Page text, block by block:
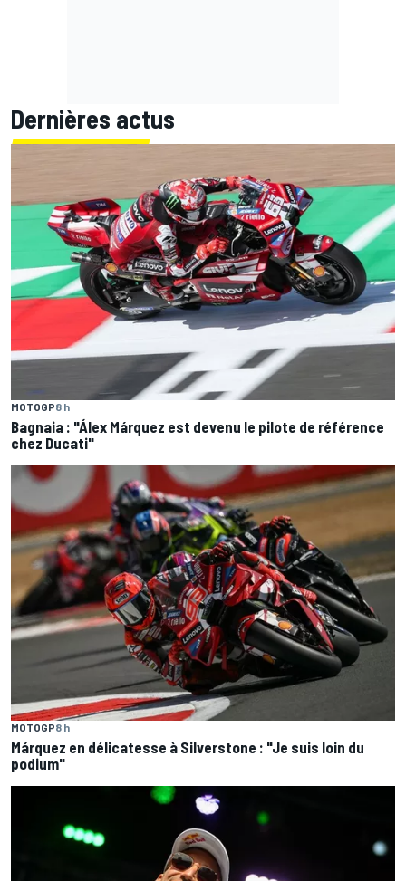
Dernières actus
MOTOGP8 h
Bagnaia : "Álex Márquez est devenu le pilote de référence
chez Ducati"
MOTOGP8 h
Márquez en délicatesse à Silverstone : "Je suis loin du
podium"